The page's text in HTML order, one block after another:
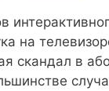
на
скандал в